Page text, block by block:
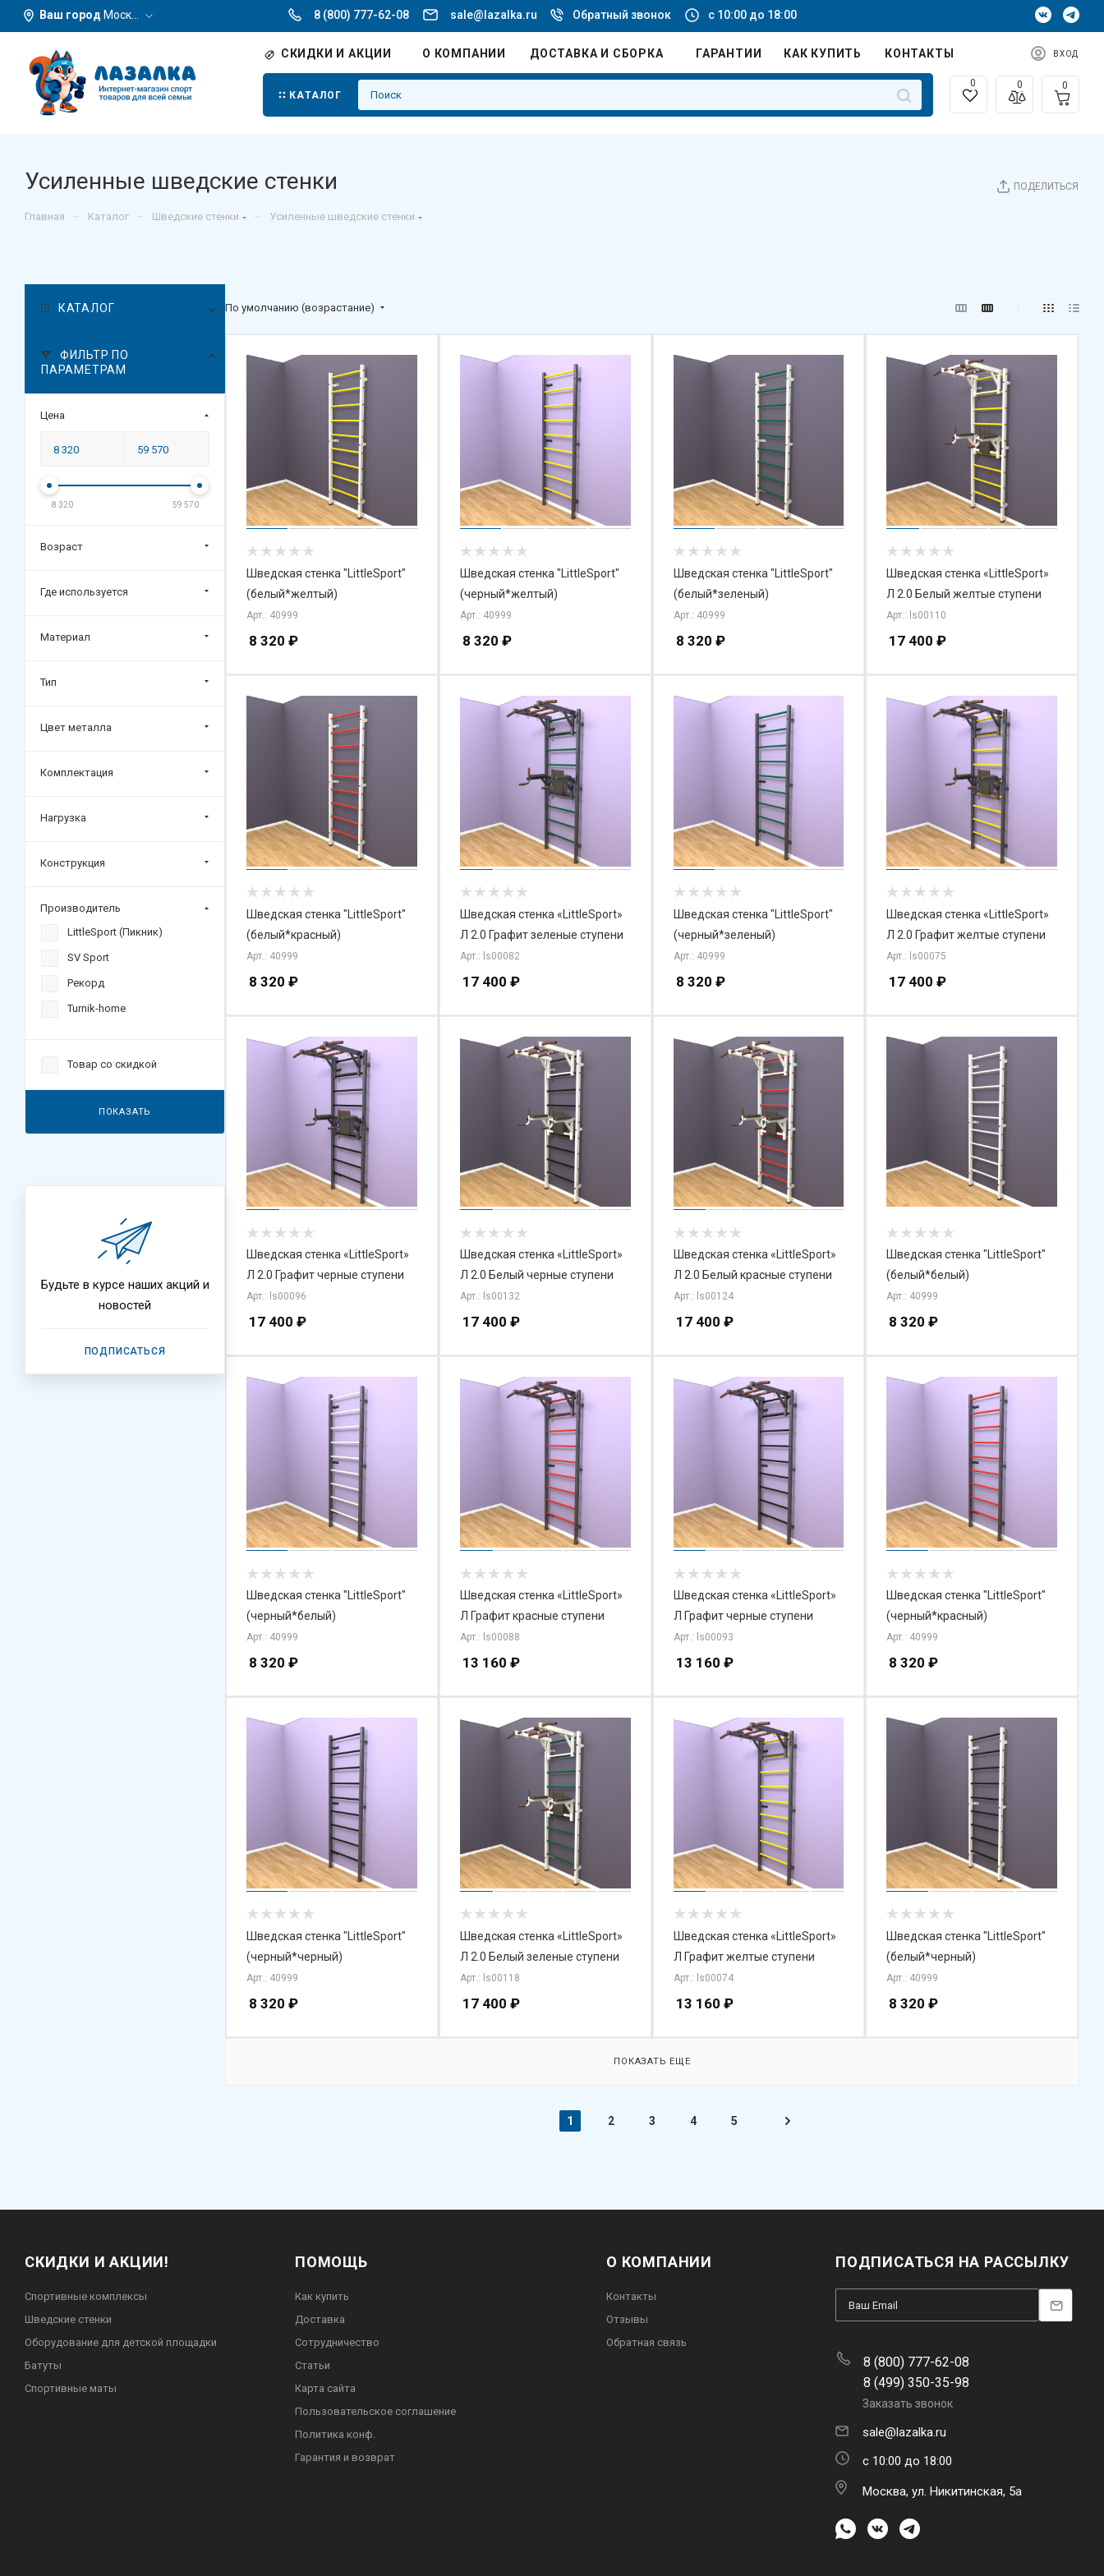
Ваш город Москва 8 (800) 777-62-08 sale@lazalka.ru Обратный звонок с 10:00 до 18:00
СКИДКИ И АКЦИИ О КОМПАНИИ ДОСТАВКА И СБОРКА ГАРАНТИИ КАК КУПИТЬ КОНТАКТЫ ВХОД
КАТАЛОГ
0 0 0
ПОДЕЛИТЬСЯ
Усиленные шведские стенки
Главная – Каталог – Шведские стенки – Усиленные шведские стенки
По умолчанию (возрастание)
Шведская стенка "LittleSport"
(белый*желтый)
Арт.: 40999
8 320 ₽
Шведская стенка "LittleSport"
(черный*желтый)
Арт.: 40999
8 320 ₽
Шведская стенка "LittleSport"
(белый*зеленый)
Арт.: 40999
8 320 ₽
Шведская стенка «LittleSport»
Л 2.0 Белый желтые ступени
Арт.: ls00110
17 400 ₽
Шведская стенка "LittleSport"
(белый*красный)
Арт.: 40999
8 320 ₽
Шведская стенка «LittleSport»
Л 2.0 Графит зеленые ступени
Арт.: ls00082
17 400 ₽
Шведская стенка "LittleSport"
(черный*зеленый)
Арт.: 40999
8 320 ₽
Шведская стенка «LittleSport»
Л 2.0 Графит желтые ступени
Арт.: ls00075
17 400 ₽
Шведская стенка «LittleSport»
Л 2.0 Графит черные ступени
Арт.: ls00096
17 400 ₽
Шведская стенка «LittleSport»
Л 2.0 Белый черные ступени
Арт.: ls00132
17 400 ₽
Шведская стенка «LittleSport»
Л 2.0 Белый красные ступени
Арт.: ls00124
17 400 ₽
Шведская стенка "LittleSport"
(белый*белый)
Арт.: 40999
8 320 ₽
Шведская стенка "LittleSport"
(черный*белый)
Арт.: 40999
8 320 ₽
Шведская стенка «LittleSport»
Л Графит красные ступени
Арт.: ls00088
13 160 ₽
Шведская стенка «LittleSport»
Л Графит черные ступени
Арт.: ls00093
13 160 ₽
Шведская стенка "LittleSport"
(черный*красный)
Арт.: 40999
8 320 ₽
Шведская стенка "LittleSport"
(черный*черный)
Арт.: 40999
8 320 ₽
Шведская стенка «LittleSport»
Л 2.0 Белый зеленые ступени
Арт.: ls00118
17 400 ₽
Шведская стенка «LittleSport»
Л Графит желтые ступени
Арт.: ls00074
13 160 ₽
Шведская стенка "LittleSport"
(белый*черный)
Арт.: 40999
8 320 ₽
ПОКАЗАТЬ ЕЩЕ
1 2 3 4 5
КАТАЛОГ
ФИЛЬТР ПО
ПАРАМЕТРАМ
Цена
8 320 59 570
Возраст
Где используется
Материал
Тип
Цвет металла
Комплектация
Нагрузка
Конструкция
Производитель
LittleSport (Пикник)
SV Sport
Рекорд
Turnik-home
Товар со скидкой
ПОКАЗАТЬ
Будьте в курсе наших акций и
новостей
ПОДПИСАТЬСЯ
СКИДКИ И АКЦИИ!
Спортивные комплексы
Шведские стенки
Оборудование для детской площадки
Батуты
Спортивные маты
ПОМОЩЬ
Как купить
Доставка
Сотрудничество
Статьи
Карта сайта
Пользовательское соглашение
Политика конф.
Гарантия и возврат
О КОМПАНИИ
Контакты
Отзывы
Обратная связь
ПОДПИСАТЬСЯ НА РАССЫЛКУ
8 (800) 777-62-08
8 (499) 350-35-98
Заказать звонок
sale@lazalka.ru
с 10:00 до 18:00
Москва, ул. Никитинская, 5а